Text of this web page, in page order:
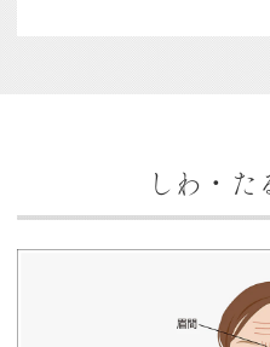
しわ・た